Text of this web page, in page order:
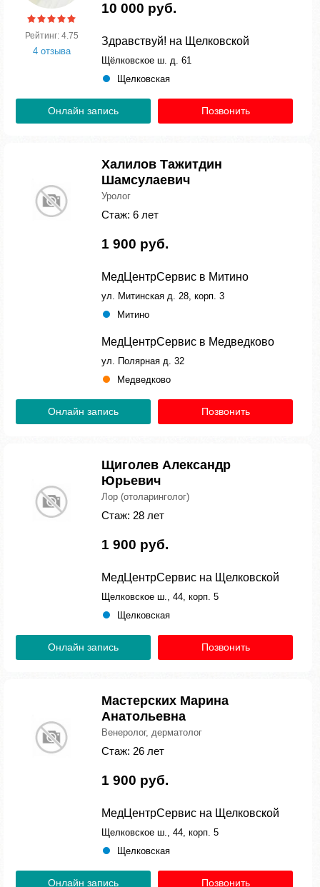
Рейтинг: 4.75
4 отзыва
10 000 руб.
Здравствуй! на Щелковской
Щёлковское ш. д. 61
Щелковская
Онлайн запись Позвонить
Халилов Тажитдин
Шамсулаевич
Уролог
Стаж: 6 лет
1 900 руб.
МедЦентрСервис в Митино
ул. Митинская д. 28, корп. 3
Митино
МедЦентрСервис в Медведково
ул. Полярная д. 32
Медведково
Онлайн запись Позвонить
Щиголев Александр
Юрьевич
Лор (отоларинголог)
Стаж: 28 лет
1 900 руб.
МедЦентрСервис на Щелковской
Щелковское ш., 44, корп. 5
Щелковская
Онлайн запись Позвонить
Мастерских Марина
Анатольевна
Венеролог, дерматолог
Стаж: 26 лет
1 900 руб.
МедЦентрСервис на Щелковской
Щелковское ш., 44, корп. 5
Щелковская
Онлайн запись Позвонить